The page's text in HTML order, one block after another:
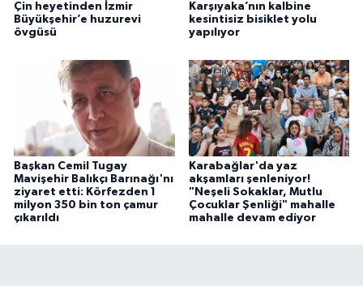
Çin heyetinden İzmir
Büyükşehir’e huzurevi
övgüsü
Karşıyaka’nın kalbine
kesintisiz bisiklet yolu
yapılıyor
Başkan Cemil Tugay
Mavişehir Balıkçı Barınağı'nı
ziyaret etti: Körfezden 1
milyon 350 bin ton çamur
çıkarıldı
Karabağlar'da yaz
akşamları şenleniyor!
"Neşeli Sokaklar, Mutlu
Çocuklar Şenliği" mahalle
mahalle devam ediyor